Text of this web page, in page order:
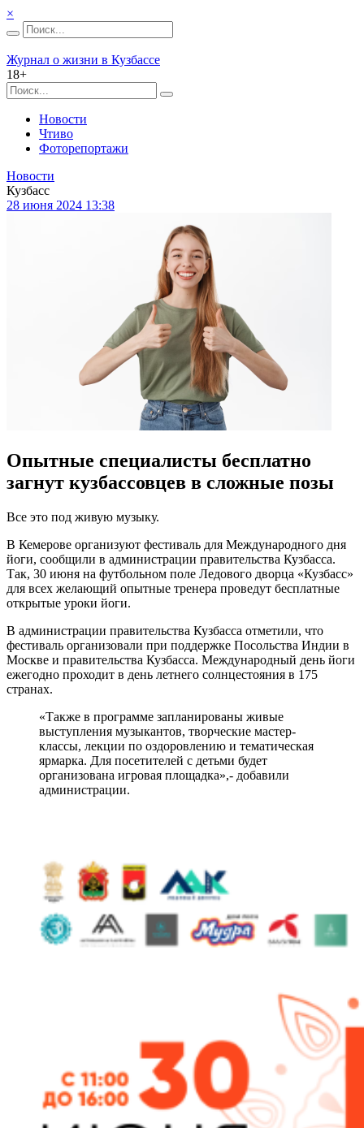
×
Журнал о жизни в Кузбассе
18+
Новости
Чтиво
Фоторепортажи
Новости
Кузбасс
28 июня 2024 13:38
Опытные специалисты бесплатно
загнут кузбассовцев в сложные позы
Все это под живую музыку.
В Кемерове организуют фестиваль для Международного дня
йоги, сообщили в администрации правительства Кузбасса.
Так, 30 июня на футбольном поле Ледового дворца «Кузбасс»
для всех желающий опытные тренера проведут бесплатные
открытые уроки йоги.
В администрации правительства Кузбасса отметили, что
фестиваль организовали при поддержке Посольства Индии в
Москве и правительства Кузбасса. Международный день йоги
ежегодно проходит в день летнего солнцестояния в 175
странах.
«Также в программе запланированы живые
выступления музыкантов, творческие мастер-
классы, лекции по оздоровлению и тематическая
ярмарка. Для посетителей с детьми будет
организована игровая площадка»,- добавили
администрации.